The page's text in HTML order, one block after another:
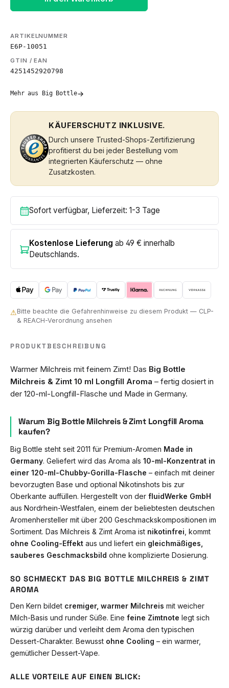
ARTIKELNUMMER
E6P-10051
GTIN / EAN
4251452920798
Mehr aus Big Bottle→
KÄUFERSCHUTZ INKLUSIVE.
Durch unsere Trusted-Shops-Zertifizierung
profitierst du bei jeder Bestellung vom
integrierten Käuferschutz — ohne
Zusatzkosten.
Sofort verfügbar, Lieferzeit: 1-3 Tage
Kostenlose Lieferung ab 49 € innerhalb
Deutschlands.
⚠Bitte beachte die Gefahrenhinweise zu diesem Produkt — CLP-
& REACH-Verordnung ansehen
PRODUKTBESCHREIBUNG
Warmer Milchreis mit feinem Zimt! Das Big Bottle
Milchreis & Zimt 10 ml Longfill Aroma – fertig dosiert in
der 120-ml-Longfill-Flasche und Made in Germany.
Warum Big Bottle Milchreis & Zimt Longfill Aroma
kaufen?
Big Bottle steht seit 2011 für Premium-Aromen Made in
Germany. Geliefert wird das Aroma als 10-ml-Konzentrat in
einer 120-ml-Chubby-Gorilla-Flasche – einfach mit deiner
bevorzugten Base und optional Nikotinshots bis zur
Oberkante auffüllen. Hergestellt von der fluidWerke GmbH
aus Nordrhein-Westfalen, einem der beliebtesten deutschen
Aromenhersteller mit über 200 Geschmackskompositionen im
Sortiment. Das Milchreis & Zimt Aroma ist nikotinfrei , kommt
ohne Cooling-Effekt aus und liefert ein gleichmäßiges,
sauberes Geschmacksbild ohne komplizierte Dosierung.
SO SCHMECKT DAS BIG BOTTLE MILCHREIS & ZIMT
AROMA
Den Kern bildet cremiger, warmer Milchreis mit weicher
Milch-Basis und runder Süße. Eine feine Zimtnote legt sich
würzig darüber und verleiht dem Aroma den typischen
Dessert-Charakter. Bewusst ohne Cooling – ein warmer,
gemütlicher Dessert-Vape.
ALLE VORTEILE AUF EINEN BLICK: